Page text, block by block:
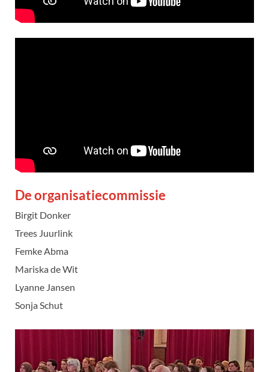
De organisatiecommissie
Birgit Donker
Trees Juurlink
Femke Abma
Mariska de Wit
Lyanne Jansen
Sonja Schut